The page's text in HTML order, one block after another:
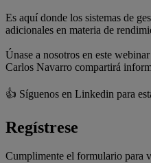
Es aquí donde los sistemas de
adicionales en materia de
Únase a nosotros en este
Carlos Navarro compartirá
👍 Síguenos en Linkedin para
Regístrese
Cumplimente el formulario para